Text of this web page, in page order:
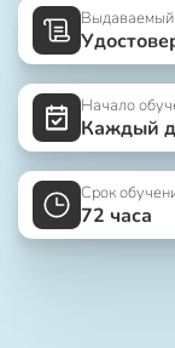
Выдаваемый
Начало
Каждый
Срок
72 часа